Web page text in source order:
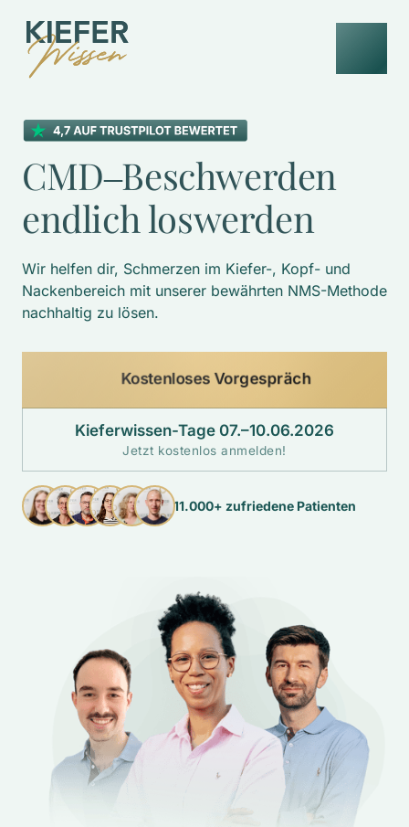
CMD‒
endlich loswerden
Wir helfen dir, Schmerzen im Kiefer-, Kopf- und
Nackenbereich mit unserer bewährten NMS-Methode
nachhaltig zu lösen.
Kostenloses Vorgespräch
Kieferwissen-Tage 07.–10.06.2026
Jetzt kostenlos anmelden!
11.000+ zufriedene Patienten